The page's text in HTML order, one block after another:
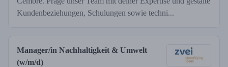
Kundenbeziehungen, Schulungen sowie techni...
Manager/in Nachhaltigkeit & Umwelt
(w/m/d)